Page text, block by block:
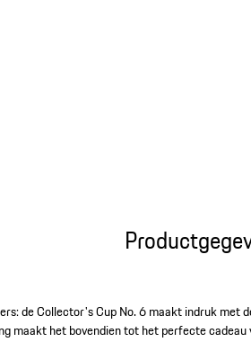
de Collector's Cup No. 6 maakt indruk met
maakt het bovendien tot het perfecte cadeau